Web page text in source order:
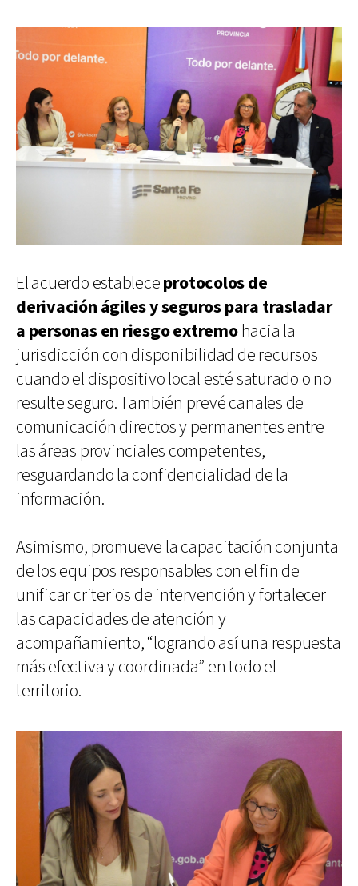
El acuerdo estableceprotocolos de
derivación ágiles y seguros para trasladar
a personas en riesgo extremohacia la
jurisdicción con disponibilidad de recursos
cuando el dispositivo local esté saturado o no
resulte seguro. También prevé canales de
comunicación directos y permanentes entre
las áreas provinciales competentes,
resguardando la confidencialidad de la
información.
Asimismo, promueve la capacitación conjunta
de los equipos responsables con el fin de
unificar criterios de intervención y fortalecer
las capacidades de atención y
acompañamiento, “logrando así una respuesta
más efectiva y coordinada” en todo el
territorio.